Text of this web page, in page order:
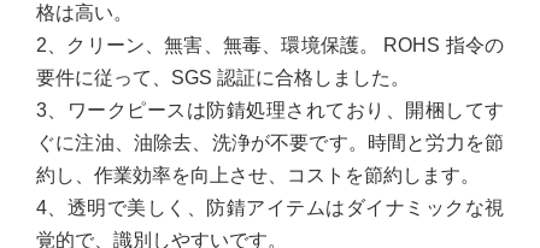
格は高い。
2
クリーン、無害、無毒、環境保護。 ROHS 指令の
要件に従って、SGS 認証に合格しました。
3
ワークピースは防錆処理されており、開梱してす
ぐに注油、油除去、洗浄が不要です。時間と労力を節
約し、作業効率を向上させ、コストを節約します。
4
透明で美しく、防錆アイテムはダイナミックな視
覚的で、識別しやすいです。